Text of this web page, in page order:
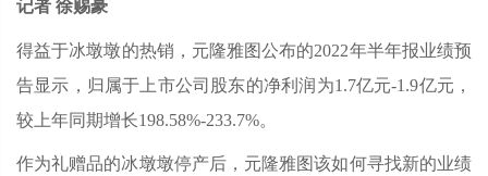
记者 徐赐豪
得益于冰墩墩的热销，元隆雅图公布的2022年半年报业绩预
告显示，归属于上市公司股东的净利润为1.7亿元-1.9亿元，
较上年同期增长198.58%-233.7%。
作为礼赠品的冰墩墩停产后，元隆雅图该如何寻找新的业绩